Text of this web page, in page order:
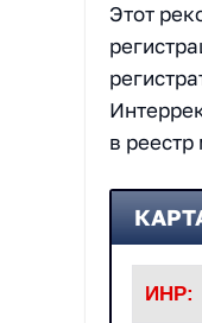
Этот
в
ИНР: